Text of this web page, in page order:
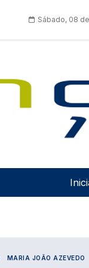
Sábado, 08
MARIA JOÃO AZEVEDO